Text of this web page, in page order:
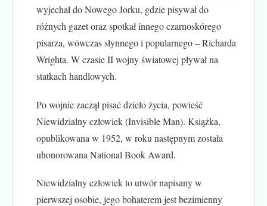
wyjechał do Nowego Jorku, gdzie pisywał do
różnych gazet oraz spotkał innego czarnoskórego
pisarza, wówczas słynnego i popularnego – Richarda
Wrighta. W czasie II wojny światowej pływał na
statkach handlowych.
Po wojnie zaczął pisać dzieło życia, powieść
Niewidzialny człowiek (Invisible Man). Książka,
opublikowana w 1952, w roku następnym została
uhonorowana National Book Award.
Niewidzialny człowiek to utwór napisany w
pierwszej osobie, jego bohaterem jest bezimienny